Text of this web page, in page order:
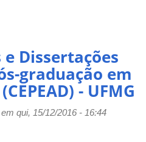
e Dissertações
graduação em
- UFMG
em qui, 15/12/2016 - 16:44